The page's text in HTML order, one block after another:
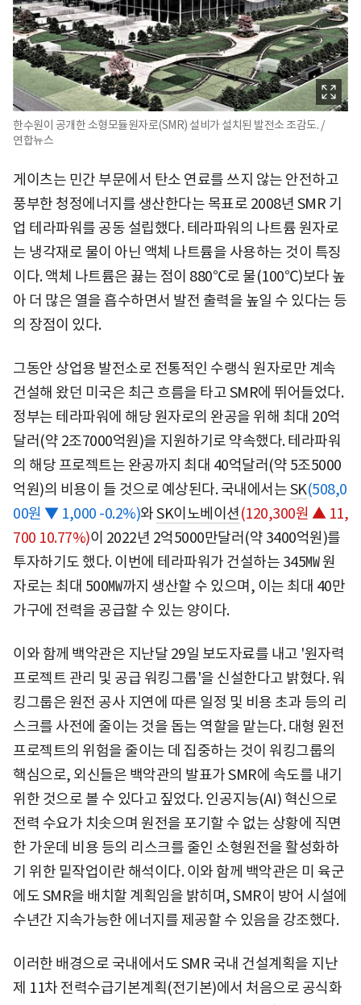
한수원이 공개한 소형모듈원자로(SMR) 설비가 설치된 발전소 조감도. /
연합뉴스
게이츠는 민간 부문에서 탄소 연료를 쓰지 않는 안전하고
풍부한 청정에너지를 생산한다는 목표로 2008년 SMR 기
업 테라파워를 공동 설립했다. 테라파워의 나트륨 원자로
는 냉각재로 물이 아닌 액체 나트륨을 사용하는 것이 특징
이다. 액체 나트륨은 끓는 점이 880℃로 물(100℃)보다 높
아 더 많은 열을 흡수하면서 발전 출력을 높일 수 있다는 등
의 장점이 있다.
그동안 상업용 발전소로 전통적인 수랭식 원자로만 계속
건설해 왔던 미국은 최근 흐름을 타고 SMR에 뛰어들었다.
정부는 테라파워에 해당 원자로의 완공을 위해 최대 20억
달러(약 2조7000억원)을 지원하기로 약속했다. 테라파워
의 해당 프로젝트는 완공까지 최대 40억달러(약 5조5000
억원)의 비용이 들 것으로 예상된다. 국내에서는SK(508,0
00원 ▼ 1,000 -0.2%)와SK이노베이션(120,300원 ▲ 11,
700 10.77%)이 2022년 2억5000만달러(약 3400억원)를
투자하기도 했다. 이번에 테라파워가 건설하는 345㎿ 원
자로는 최대 500㎿까지 생산할 수 있으며, 이는 최대 40만
가구에 전력을 공급할 수 있는 양이다.
이와 함께 백악관은 지난달 29일 보도자료를 내고 '원자력
프로젝트 관리 및 공급 워킹그룹'을 신설한다고 밝혔다. 워
킹그룹은 원전 공사 지연에 따른 일정 및 비용 초과 등의 리
스크를 사전에 줄이는 것을 돕는 역할을 맡는다. 대형 원전
프로젝트의 위험을 줄이는 데 집중하는 것이 워킹그룹의
핵심으로, 외신들은 백악관의 발표가 SMR에 속도를 내기
위한 것으로 볼 수 있다고 짚었다. 인공지능(AI) 혁신으로
전력 수요가 치솟으며 원전을 포기할 수 없는 상황에 직면
한 가운데 비용 등의 리스크를 줄인 소형원전을 활성화하
기 위한 밑작업이란 해석이다. 이와 함께 백악관은 미 육군
에도 SMR을 배치할 계획임을 밝히며, SMR이 방어 시설에
수년간 지속가능한 에너지를 제공할 수 있음을 강조했다.
이러한 배경으로 국내에서도 SMR 국내 건설계획을 지난
제 11차 전력수급기본계획(전기본)에서 처음으로 공식화